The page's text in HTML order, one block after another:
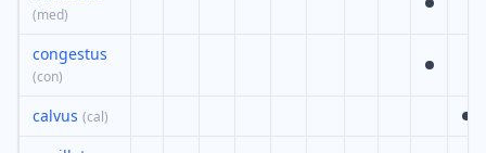
(med)
congestus
(con)
calvus (cal)